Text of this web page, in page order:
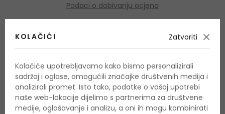
Podaci o dobivanju ocjena
OSTALI PROIZVODI IZ ASORTIMANA
Police To Be
KOLAČIĆI Zatvoriti
Kolačiće upotrebljavamo kako bismo personalizirali
sadržaj i oglase, omogućili značajke društvenih medija i
analizirali promet. Isto tako, podatke o vašoj upotrebi
naše web-lokacije dijelimo s partnerima za društvene
medije, oglašavanje i analizu, a oni ih mogu kombinirati